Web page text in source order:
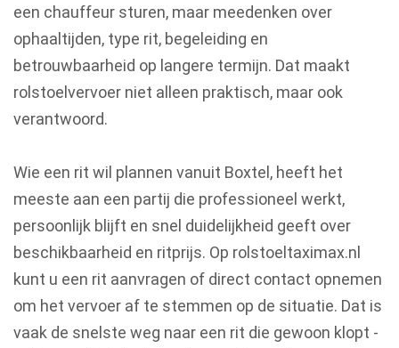
een chauffeur sturen, maar meedenken over
ophaaltijden, type rit, begeleiding en
betrouwbaarheid op langere termijn. Dat maakt
rolstoelvervoer niet alleen praktisch, maar ook
verantwoord.
Wie een rit wil plannen vanuit Boxtel, heeft het
meeste aan een partij die professioneel werkt,
persoonlijk blijft en snel duidelijkheid geeft over
beschikbaarheid en ritprijs. Op rolstoeltaximax.nl
kunt u een rit aanvragen of direct contact opnemen
om het vervoer af te stemmen op de situatie. Dat is
vaak de snelste weg naar een rit die gewoon klopt -